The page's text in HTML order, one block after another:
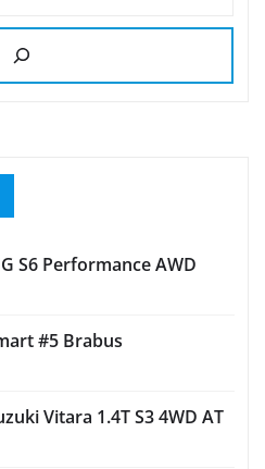
S6 Performance AWD
#5 Brabus
Vitara 1.4T S3 4WD AT